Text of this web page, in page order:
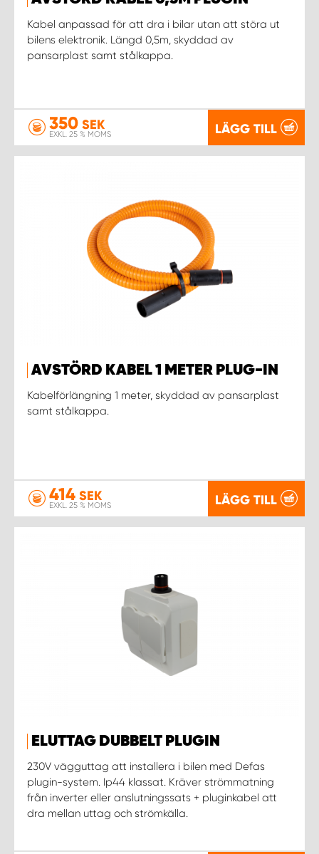
Kabel anpassad för att dra i bilar utan att störa ut
bilens elektronik. Längd 0,5m, skyddad av
pansarplast samt stålkappa.
350 SEK
EXKL. 25 % MOMS LÄGG TILL
AVSTÖRD KABEL 1 METER PLUG-IN
Kabelförlängning 1 meter, skyddad av pansarplast
samt stålkappa.
414 SEK
EXKL. 25 % MOMS LÄGG TILL
ELUTTAG DUBBELT PLUGIN
230V vägguttag att installera i bilen med Defas
plugin-system. Ip44 klassat. Kräver strömmatning
från inverter eller anslutningssats + pluginkabel att
dra mellan uttag och strömkälla.
WORK SYSTEM SKELLEFTEÅ
WORK SYSTEM STAFFANSTORP
WORK SYSTEM STOCKHOLM NORR
WORK SYSTEM SUNDSVALL
WORK SYSTEM TRESTAD
WORK SYSTEM VARBERG
WORK SYSTEM VÄXJÖ